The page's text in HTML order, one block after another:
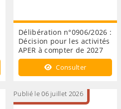
Délibération n°0906/2026 :
Décision pour les activités
APER à compter de 2027
Consulter
Publié le 06 juillet 2026